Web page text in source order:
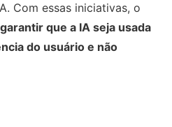
Com essas iniciativas, o
garantir que a IA seja usada
do usuário e não